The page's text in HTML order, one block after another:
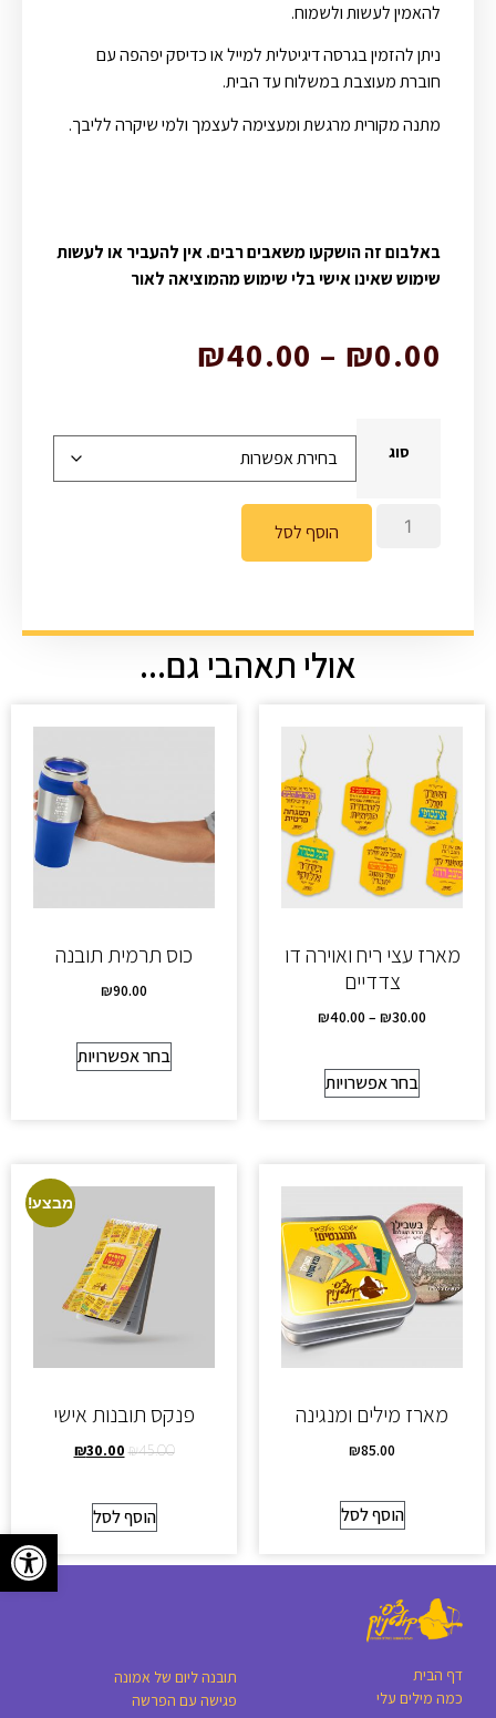
פתח
להאמין לעשות ולשמוח.
ניתן להזמין בגרסה דיגיטלית למייל או כדיסק יפהפה עם
חוברת מעוצבת במשלוח עד הבית.
מתנה מקורית מרגשת ומעצימה לעצמך ולמי שיקרה לליבך.
באלבום זה הושקעו משאבים רבים. אין להעביר או לעשות
שימוש שאינו אישי בלי שימוש מהמוציאה לאור
₪0.00
–
₪40.00
סוג
הוסף לסל
אולי תאהבי גם...
מארז עצי ריח ואוירה דו
צדדיים
₪30.00
–
₪40.00
בחר אפשרויות
כוס תרמית תובנה
₪90.00
בחר אפשרויות
מארז מילים ומנגינה
₪85.00
הוסף לסל
מבצע!
פנקס תובנות אישי
₪45.00
₪30.00
הוסף לסל
דף הבית
כמה מילים עלי
תובנה ליום של אמונה
פגישה עם הפרשה